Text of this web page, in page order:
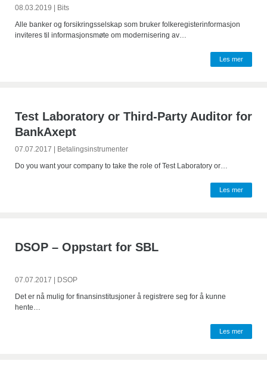
08.03.2019
Bits
Alle banker og forsikringsselskap som bruker folkeregisterinformasjon
inviteres til informasjonsmøte om modernisering av…
Les mer
Test Laboratory or Third-Party Auditor for
BankAxept
07.07.2017
Betalingsinstrumenter
Do you want your company to take the role of Test Laboratory or…
Les mer
DSOP – Oppstart for SBL
07.07.2017 | DSOP
Det er nå mulig for finansinstitusjoner å registrere seg for å kunne
hente…
Les mer